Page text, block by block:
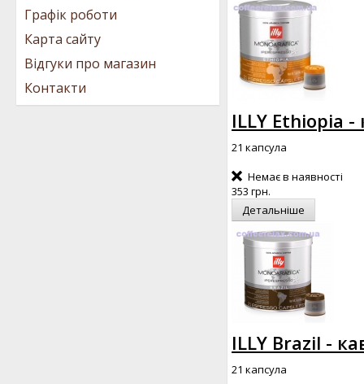
ILLY Ethiopia -
21 капсула
Немає в наявності
353 грн.
Детальніше
ILLY Brazil -
21 капсула
Графік роботи
Карта сайту
Відгуки про магазин
Контакти